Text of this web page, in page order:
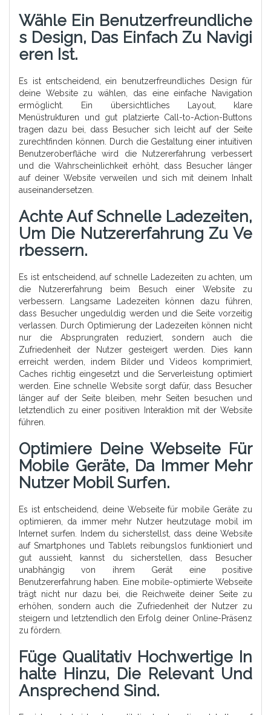
Wähle Ein Benutzerfreundliche
S Design, Das Einfach Zu Navigi
Eren Ist.
Es ist entscheidend, ein benutzerfreundliches Design für
deine Website zu wählen, das eine einfache Navigation
ermöglicht. Ein übersichtliches Layout, klare
Menüstrukturen und gut platzierte Call-to-Action-Buttons
tragen dazu bei, dass Besucher sich leicht auf der Seite
zurechtfinden können. Durch die Gestaltung einer intuitiven
Benutzeroberfläche wird die Nutzererfahrung verbessert
und die Wahrscheinlichkeit erhöht, dass Besucher länger
auf deiner Website verweilen und sich mit deinem Inhalt
auseinandersetzen.
Achte Auf Schnelle Ladezeiten,
Um Die Nutzererfahrung Zu Ve
Rbessern.
Es ist entscheidend, auf schnelle Ladezeiten zu achten, um
die Nutzererfahrung beim Besuch einer Website zu
verbessern. Langsame Ladezeiten können dazu führen,
dass Besucher ungeduldig werden und die Seite vorzeitig
verlassen. Durch Optimierung der Ladezeiten können nicht
nur die Absprungraten reduziert, sondern auch die
Zufriedenheit der Nutzer gesteigert werden. Dies kann
erreicht werden, indem Bilder und Videos komprimiert,
Caches richtig eingesetzt und die Serverleistung optimiert
werden. Eine schnelle Website sorgt dafür, dass Besucher
länger auf der Seite bleiben, mehr Seiten besuchen und
letztendlich zu einer positiven Interaktion mit der Website
führen.
Optimiere Deine Webseite Für
Mobile Geräte, Da Immer Mehr
Nutzer Mobil Surfen.
Es ist entscheidend, deine Webseite für mobile Geräte zu
optimieren, da immer mehr Nutzer heutzutage mobil im
Internet surfen. Indem du sicherstellst, dass deine Website
auf Smartphones und Tablets reibungslos funktioniert und
gut aussieht, kannst du sicherstellen, dass Besucher
unabhängig von ihrem Gerät eine positive
Benutzererfahrung haben. Eine mobile-optimierte Webseite
trägt nicht nur dazu bei, die Reichweite deiner Seite zu
erhöhen, sondern auch die Zufriedenheit der Nutzer zu
steigern und letztendlich den Erfolg deiner Online-Präsenz
zu fördern.
Füge Qualitativ Hochwertige In
Halte Hinzu, Die Relevant Und
Ansprechend Sind.